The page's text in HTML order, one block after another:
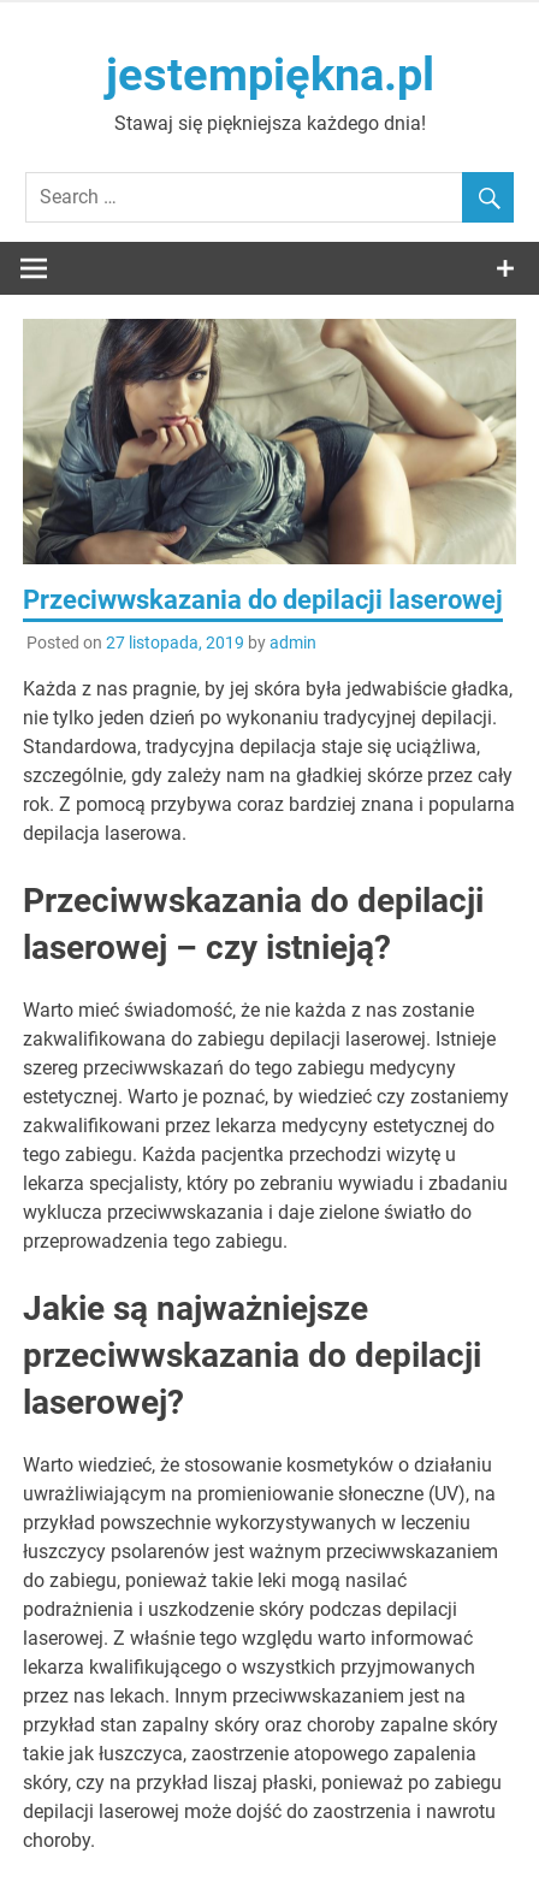
jestempiękna.pl
Stawaj się piękniejsza każdego dnia!
Przeciwwskazania do depilacji laserowej
Posted on 27 listopada, 2019 byadmin
Każda z nas pragnie, by jej skóra była jedwabiście gładka,
nie tylko jeden dzień po wykonaniu tradycyjnej depilacji.
Standardowa, tradycyjna depilacja staje się uciążliwa,
szczególnie, gdy zależy nam na gładkiej skórze przez cały
rok. Z pomocą przybywa coraz bardziej znana i popularna
depilacja laserowa.
Przeciwwskazania do depilacji
laserowej – czy istnieją?
Warto mieć świadomość, że nie każda z nas zostanie
zakwalifikowana do zabiegu depilacji laserowej. Istnieje
szereg przeciwwskazań do tego zabiegu medycyny
estetycznej. Warto je poznać, by wiedzieć czy zostaniemy
zakwalifikowani przez lekarza medycyny estetycznej do
tego zabiegu. Każda pacjentka przechodzi wizytę u
lekarza specjalisty, który po zebraniu wywiadu i zbadaniu
wyklucza przeciwwskazania i daje zielone światło do
przeprowadzenia tego zabiegu.
Jakie są najważniejsze
przeciwwskazania do depilacji
laserowej?
Warto wiedzieć, że stosowanie kosmetyków o działaniu
uwrażliwiającym na promieniowanie słoneczne (UV), na
przykład powszechnie wykorzystywanych w leczeniu
łuszczycy psolarenów jest ważnym przeciwwskazaniem
do zabiegu, ponieważ takie leki mogą nasilać
podrażnienia i uszkodzenie skóry podczas depilacji
laserowej. Z właśnie tego względu warto informować
lekarza kwalifikującego o wszystkich przyjmowanych
przez nas lekach. Innym przeciwwskazaniem jest na
przykład stan zapalny skóry oraz choroby zapalne skóry
takie jak łuszczyca, zaostrzenie atopowego zapalenia
skóry, czy na przykład liszaj płaski, ponieważ po zabiegu
depilacji laserowej może dojść do zaostrzenia i nawrotu
choroby.